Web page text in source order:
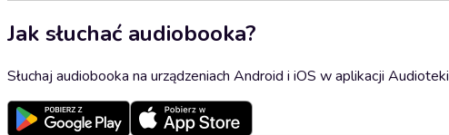
Jak słuchać audiobooka?
Słuchaj audiobooka na urządzeniach Android i iOS w aplikacji Audioteki